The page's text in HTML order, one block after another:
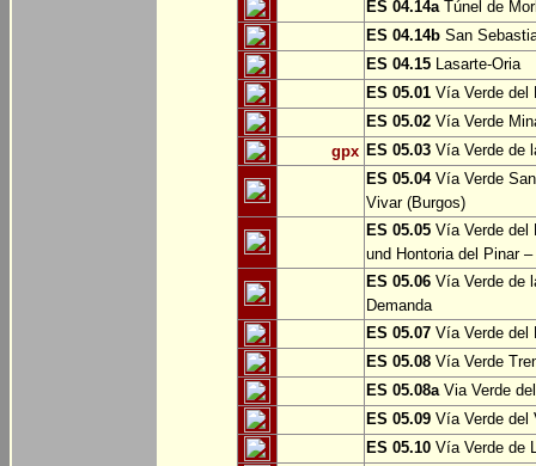
ES 04.14aTúnel de
ES 04.14b San
ES 04.15 Lasarte-Oria
ES 05.01 Vía Verde del
ES 05.02 Vía Verde
gpx ES 05.03 Vía Verde de
ES 05.04Vía Verde
Vivar (Burgos)
ES 05.05 Vía Verde del
und Hontoria del Pinar
ES 05.06 Vía Verde de
Demanda
ES 05.07 Vía Verde del
ES 05.08 Vía Verde
ES 05.08aVia Verde
ES 05.09 Vía Verde del
ES 05.10 Vía Verde de